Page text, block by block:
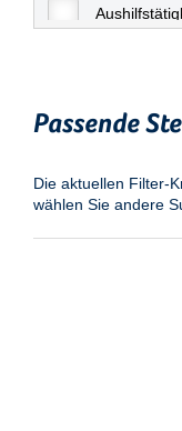
Göppingen
Hamburg
Heilbronn
Sonstiges
Passende
Die aktuellen Filter-
wählen Sie andere